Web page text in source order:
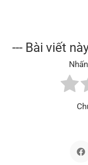
--- Bài viết